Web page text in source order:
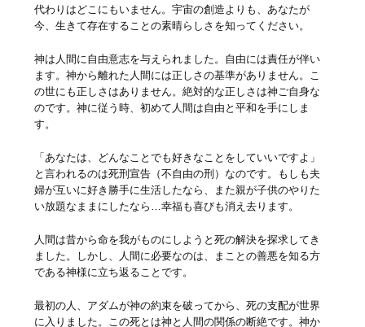
代わりはどこにもいません。宇宙の創造よりも、あなたが
今、生きて存在することの素晴らしさを知ってください。
神は人間に自由意志を与えられました。自由には責任が伴い
ます。神から離れた人間には正しさの基準がありません。こ
の世にも正しさはありません。絶対的な正しさは神ご自身な
のです。神に従う時、初めて人間は自由と平和を手にしま
す。
「あなたは、どんなことでも好きなことをしていいですよ」
と言われるのは死刑宣告（不自由の刑）なのです。もしも夫
婦が互いに好き勝手に生活したなら、また親が子供のやりた
い放題なままにしたなら…幸福も喜びも消え去ります。
人間は昔から命を我がものにしようと死の解決を探求してき
ました。しかし、人間に必要なのは、まことの善悪を知る方
である神様に立ち返ることです。
最初の人、アダムが神の約束を破ってから、死の支配が世界
に入りました。この死とは神と人間の関係の断絶です。神か